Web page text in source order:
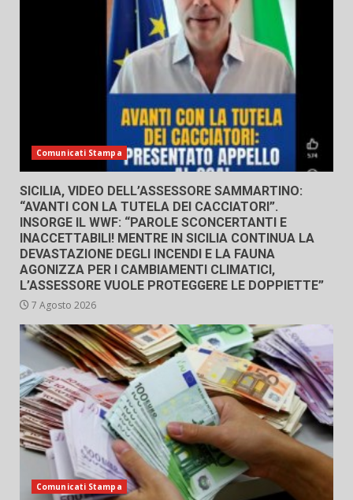
Comunicati Stampa
SICILIA, VIDEO DELL’ASSESSORE SAMMARTINO:
“AVANTI CON LA TUTELA DEI CACCIATORI”.
INSORGE IL WWF: “PAROLE SCONCERTANTI E
INACCETTABILI! MENTRE IN SICILIA CONTINUA LA
DEVASTAZIONE DEGLI INCENDI E LA FAUNA
AGONIZZA PER I CAMBIAMENTI CLIMATICI,
L’ASSESSORE VUOLE PROTEGGERE LE DOPPIETTE”
7 Agosto 2026
Comunicati Stampa